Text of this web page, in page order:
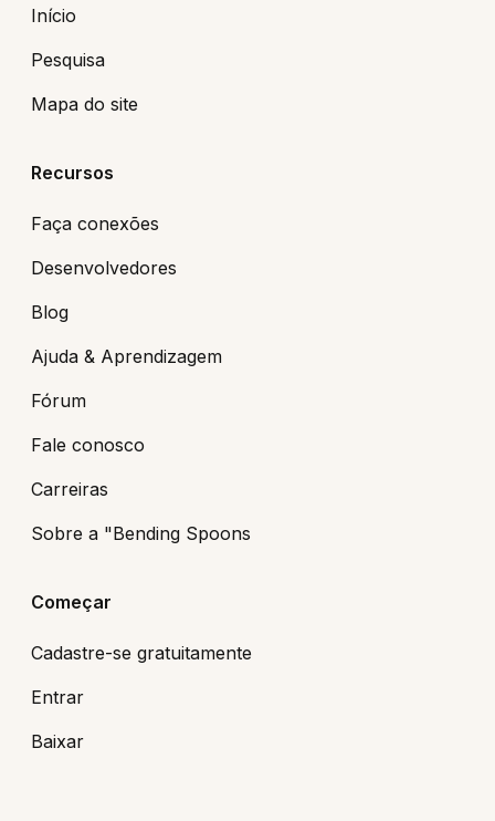
Início
Pesquisa
Mapa do site
Recursos
Faça conexões
Desenvolvedores
Blog
Ajuda & Aprendizagem
Fórum
Fale conosco
Carreiras
Sobre a "Bending Spoons
Começar
Cadastre-se gratuitamente
Entrar
Baixar